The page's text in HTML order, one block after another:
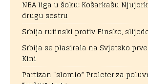
NBA liga u šoku: Košarkašu
drugu sestru
Srbija rutinski protiv Finske,
Srbija se plasirala na Svjetsko
Kini
Partizan “slomio” Proleter za